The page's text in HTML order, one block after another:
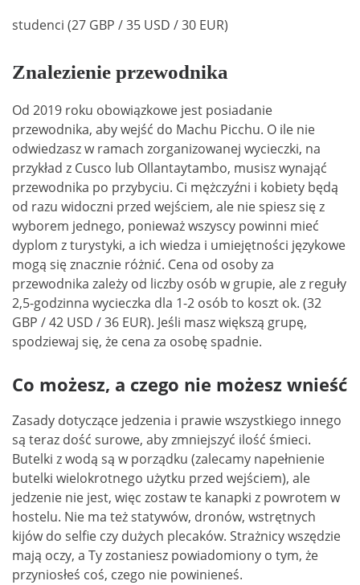
studenci (27 GBP / 35 USD / 30 EUR)
Znalezienie przewodnika
Od 2019 roku obowiązkowe jest posiadanie
przewodnika, aby wejść do Machu Picchu. O ile nie
odwiedzasz w ramach zorganizowanej wycieczki, na
przykład z Cusco lub Ollantaytambo, musisz wynająć
przewodnika po przybyciu. Ci mężczyźni i kobiety będą
od razu widoczni przed wejściem, ale nie spiesz się z
wyborem jednego, ponieważ wszyscy powinni mieć
dyplom z turystyki, a ich wiedza i umiejętności językowe
mogą się znacznie różnić. Cena od osoby za
przewodnika zależy od liczby osób w grupie, ale z reguły
2,5-godzinna wycieczka dla 1-2 osób to koszt ok. (32
GBP / 42 USD / 36 EUR). Jeśli masz większą grupę,
spodziewaj się, że cena za osobę spadnie.
Co możesz, a czego nie możesz wnieść
Zasady dotyczące jedzenia i prawie wszystkiego innego
są teraz dość surowe, aby zmniejszyć ilość śmieci.
Butelki z wodą są w porządku (zalecamy napełnienie
butelki wielokrotnego użytku przed wejściem), ale
jedzenie nie jest, więc zostaw te kanapki z powrotem w
hostelu. Nie ma też statywów, dronów, wstrętnych
kijów do selfie czy dużych plecaków. Strażnicy wszędzie
mają oczy, a Ty zostaniesz powiadomiony o tym, że
przyniosłeś coś, czego nie powinieneś.